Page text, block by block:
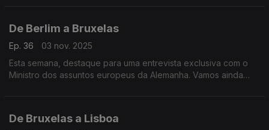
De Berlim a Bruxelas
Ep. 36
03 nov. 2025
Esta semana, destaque para uma entrevista exclusiva com o
Ministro dos assuntos europeus da Alemanha. Vamos ainda
De Bruxelas a Lisboa